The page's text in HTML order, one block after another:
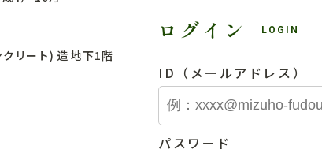
クリート) 造 地下1階
ログイン LOGIN
ID（メールアドレス）
パスワード